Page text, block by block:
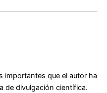
importantes que el autor ha
de divulgación científica.